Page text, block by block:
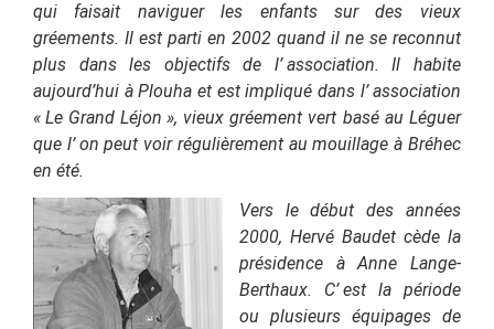
qui faisait naviguer les enfants sur des vieux
gréements. Il est parti en 2002 quand il ne se reconnut
plus dans les objectifs de l’ association.Il habite
aujourd’hui à Plouha et est impliqué dans l’ association
« Le Grand Léjon », vieux gréement vert basé au Léguer
que l’ on peut voir régulièrement au mouillage à Bréhec
en été.
Vers le début des années
2000, Hervé Baudet cède la
présidence à Anne Lange-
Berthaux. C’ est la période
ou plusieurs équipages de